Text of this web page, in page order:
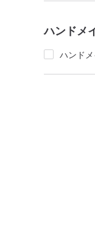
ハンドメ
ハンド